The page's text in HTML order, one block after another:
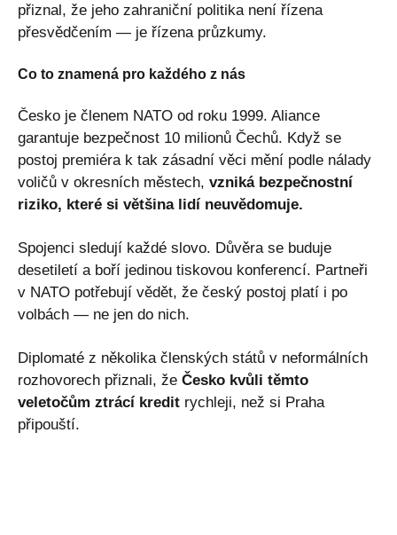
přiznal, že jeho zahraniční politika není řízena
přesvědčením — je řízena průzkumy.
Co to znamená pro každého z nás
Česko je členem NATO od roku 1999. Aliance
garantuje bezpečnost 10 milionů Čechů. Když se
postoj premiéra k tak zásadní věci mění podle nálady
voličů v okresních městech, vzniká bezpečnostní
riziko, které si většina lidí neuvědomuje.
Spojenci sledují každé slovo. Důvěra se buduje
desetiletí a boří jedinou tiskovou konferencí. Partneři
v NATO potřebují vědět, že český postoj platí i po
volbách — ne jen do nich.
Diplomaté z několika členských států v neformálních
rozhovorech přiznali, že Česko kvůli těmto
veletočům ztrácí kredit rychleji, než si Praha
připouští.